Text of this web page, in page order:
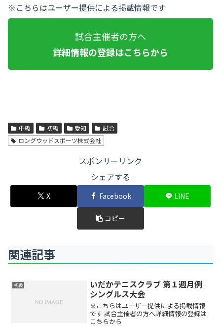
※こちらはユーザー提供による掲載情報です
試合主催者の方へ
詳細情報の登録はこちらから
中級 初級 愛知
試合
ロングウッドスポーツ株式会社
スポンサーリンク
シェアする
X Facebook LINE
コピー
関連記事
初級
いだかテニスクラブ 第１週月例
シングルス大会
※こちらはユーザー提供による掲載情報
です 試合主催者の方へ詳細情報の登録は
こちらから